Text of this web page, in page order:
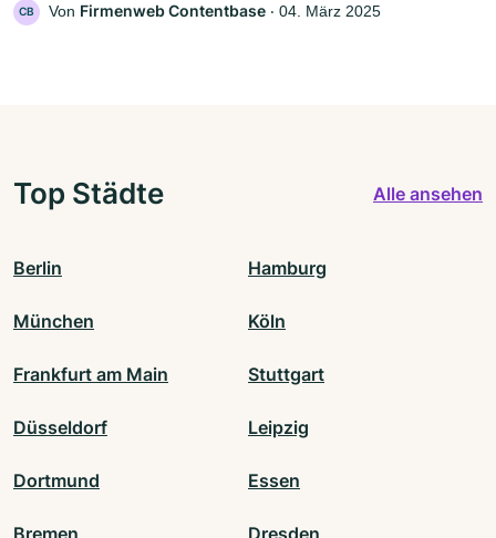
CB Von Firmenweb Contentbase ‧ 04. März 2025
Top Städte Alle ansehen
Berlin Hamburg
München Köln
Frankfurt am Main Stuttgart
Düsseldorf Leipzig
Dortmund Essen